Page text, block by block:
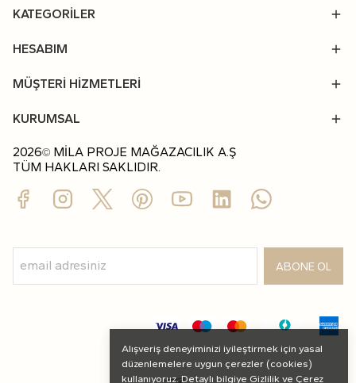
Alışveriş deneyiminizi iyileştirmek için yasal
düzenlemelere uygun çerezler (cookies)
kullanıyoruz. Detaylı bilgiye Gizlilik ve Çerez
KATEGORİLER
HESABIM
MÜŞTERİ HİZMETLERİ
KURUMSAL
2026© MİLA PROJE MAĞAZACILIK A.Ş
TÜM HAKLARI SAKLIDIR.
ABONE OL